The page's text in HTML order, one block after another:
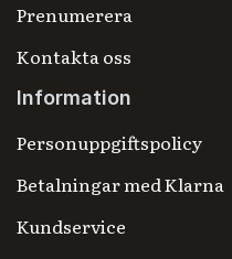
Prenumerera
Kontakta oss
Information
Personuppgiftspolicy
Betalningar med Klarna
Kundservice